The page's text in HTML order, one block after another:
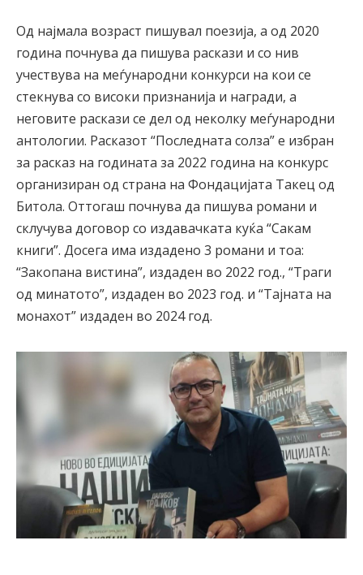
Од најмала возраст пишувал поезија, а од 2020
година почнува да пишува раскази и со нив
учествува на меѓународни конкурси на кои се
стекнува со високи признанија и награди, а
неговите раскази се дел од неколку меѓународни
антологии. Расказот “Последната солза” е избран
за расказ на годината за 2022 година на конкурс
организиран од страна на Фондацијата Такец од
Битола. Оттогаш почнува да пишува романи и
склучува договор со издавачката куќа “Сакам
книги”. Досега има издадено 3 романи и тоа:
“Закопана вистина”, издаден во 2022 год., “Траги
од минатото”, издаден во 2023 год. и “Тајната на
монахот” издаден во 2024 год.